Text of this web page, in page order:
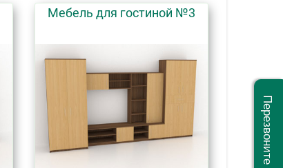
Мебель для гостиной №3
Перезвоните мне